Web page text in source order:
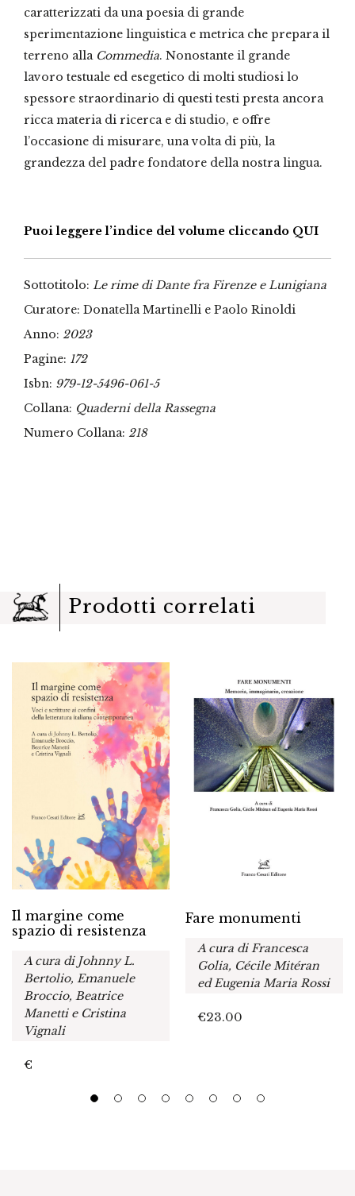
caratterizzati da una poesia di grande
sperimentazione linguistica e metrica che prepara il
terreno alla Commedia. Nonostante il grande
lavoro testuale ed esegetico di molti studiosi lo
spessore straordinario di questi testi presta ancora
ricca materia di ricerca e di studio, e offre
l’occasione di misurare, una volta di più, la
grandezza del padre fondatore della nostra lingua.
Puoi leggere l’indice del volume cliccando QUI
Sottotitolo: Le rime di Dante fra Firenze e Lunigiana
Curatore: Donatella Martinelli e Paolo Rinoldi
Anno: 2023
Pagine: 172
Isbn: 979-12-5496-061-5
Collana: Quaderni della Rassegna
Numero Collana: 218
Prodotti correlati
Il margine come
spazio di resistenza
A cura di Johnny L.
Bertolio, Emanuele
Broccio, Beatrice
Manetti e Cristina
Vignali
€
Fare monumenti
A cura di Francesca
Golia, Cécile Mitéran
ed Eugenia Maria Rossi
€23.00